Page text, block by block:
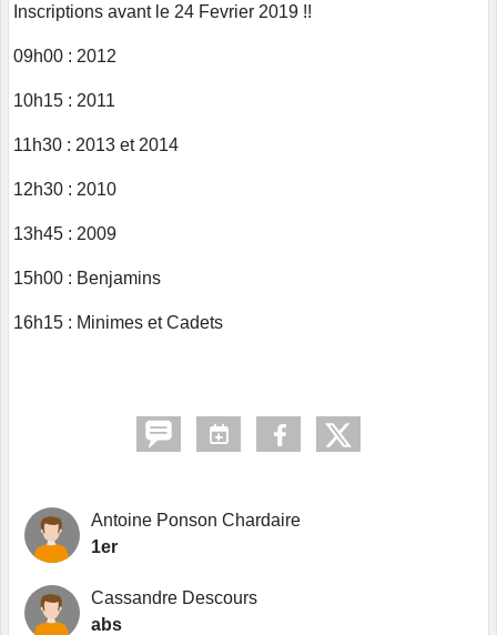
Inscriptions avant le 24 Fevrier 2019 !!
09h00 : 2012
10h15 : 2011
11h30 : 2013 et 2014
12h30 : 2010
13h45 : 2009
15h00 : Benjamins
16h15 : Minimes et Cadets
Antoine Ponson Chardaire
1er
Cassandre Descours
abs